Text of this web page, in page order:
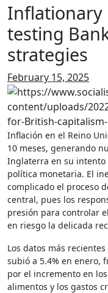
Inflationary
testing
strategies
February 15, 2025
Inflación en el Reino Unido ha alcanzado su nivel más alto en
10 meses, generando
Inglaterra en su
política monetaria. El
complicado el proceso
central, pues los
presión para controlar
en riesgo la delicada
Los datos más
subió a 5.4% en enero,
por el incremento en
alimentos y los gastos